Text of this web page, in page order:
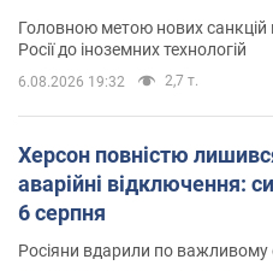
Головною метою нових санкцій
Росії до іноземних технологій
6.08.2026 19:32 2,7 т.
Херсон повністю
аварійні відключення:
6 серпня
Росіяни вдарили по важливому